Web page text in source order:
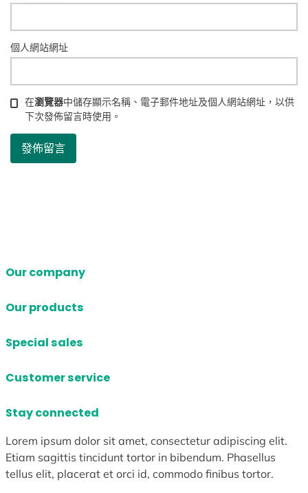
個人網站網址
在瀏覽器中儲存顯示名稱、電子郵件地址及個人網站網址，以供
下次發佈留言時使用。
Our company
Our products
Special sales
Customer service
Stay connected
Lorem ipsum dolor sit amet, consectetur adipiscing elit.
Etiam sagittis tincidunt tortor in bibendum. Phasellus
tellus elit, placerat et orci id, commodo finibus tortor.